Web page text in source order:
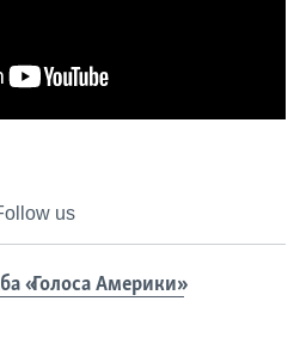
us
«Голоса Америки»